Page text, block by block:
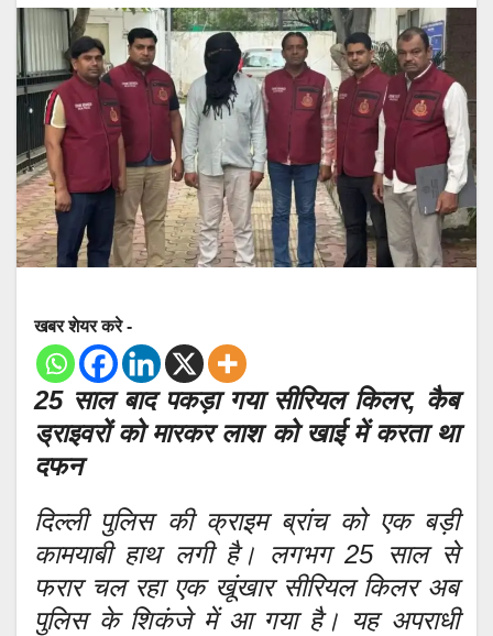
खबर शेयर करे -
25 साल बाद पकड़ा गया सीरियल किलर, कैब
ड्राइवरों को मारकर लाश को खाई में करता था
दफन
दिल्ली पुलिस की क्राइम ब्रांच को एक बड़ी
कामयाबी हाथ लगी है। लगभग 25 साल से
फरार चल रहा एक खूंखार सीरियल किलर अब
पुलिस के शिकंजे में आ गया है। यह अपराधी